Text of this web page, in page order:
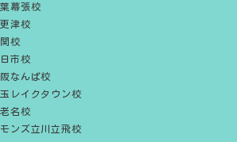
幕張校
津校
校
市校
なんば校
レイクタウン校
名校
ンズ立川立飛校